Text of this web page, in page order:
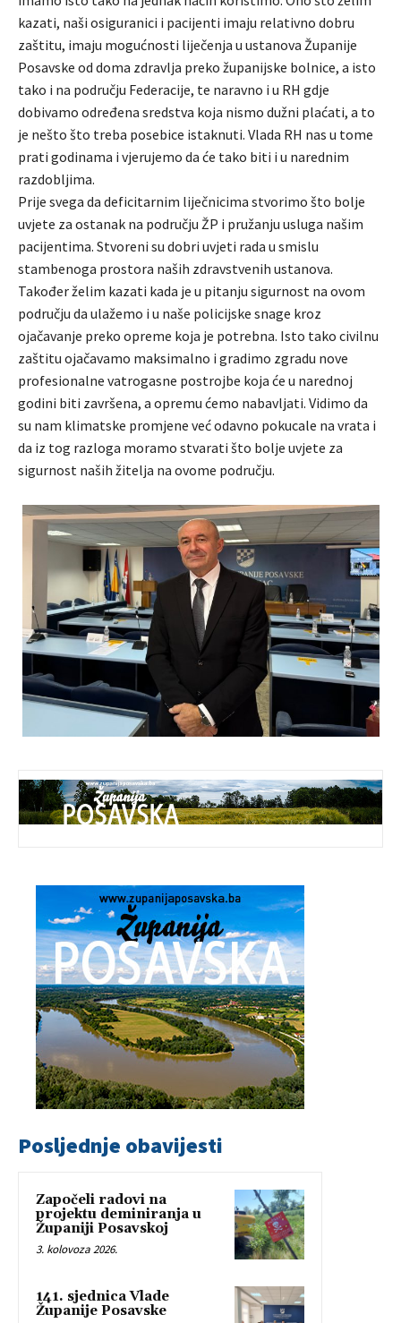
kazati, naši osiguranici i pacijenti imaju relativno dobru
zaštitu, imaju mogućnosti liječenja u ustanova Županije
Posavske od doma zdravlja preko županijske bolnice, a isto
tako i na području Federacije, te naravno i u RH gdje
dobivamo određena sredstva koja nismo dužni plaćati, a to
je nešto što treba posebice istaknuti. Vlada RH nas u tome
prati godinama i vjerujemo da će tako biti i u narednim
razdobljima.
Prije svega da deficitarnim liječnicima stvorimo što bolje
uvjete za ostanak na području ŽP i pružanju usluga našim
pacijentima. Stvoreni su dobri uvjeti rada u smislu
stambenoga prostora naših zdravstvenih ustanova.
Također želim kazati kada je u pitanju sigurnost na ovom
području da ulažemo i u naše policijske snage kroz
ojačavanje preko opreme koja je potrebna. Isto tako civilnu
zaštitu ojačavamo maksimalno i gradimo zgradu nove
profesionalne vatrogasne postrojbe koja će u narednoj
godini biti završena, a opremu ćemo nabavljati. Vidimo da
su nam klimatske promjene već odavno pokucale na vrata i
da iz tog razloga moramo stvarati što bolje uvjete za
sigurnost naših žitelja na ovome području.
Posljednje obavijesti
Započeli radovi na
projektu deminiranja u
Županiji Posavskoj
3. kolovoza 2026.
141. sjednica Vlade
Županije Posavske